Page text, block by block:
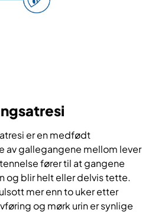
er en medfødt
av gallegangene mellom lever
fører til at gangene
og blir helt eller delvis tette.
mer enn to uker etter
og mørk urin er synlige